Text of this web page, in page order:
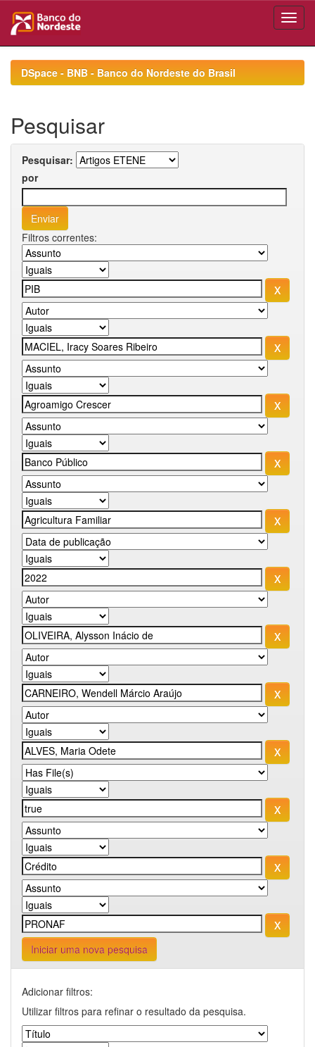
navigationDSpace - BNB - Banco do Nordeste do Brasil
Pesquisar
Pesquisar:
por
Filtros correntes:
Iniciar uma nova pesquisa
Adicionar filtros:
Utilizar filtros para refinar o resultado da pesquisa.